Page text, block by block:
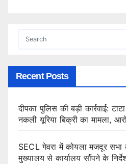
Recent Posts
दीपका पुलिस की बड़ी कार्रवाई:
नकली यूरिया बिक्री का मामला,
SECL गेवरा में कोयला मजदूर
मुख्यालय से कार्यालय सौंपने के